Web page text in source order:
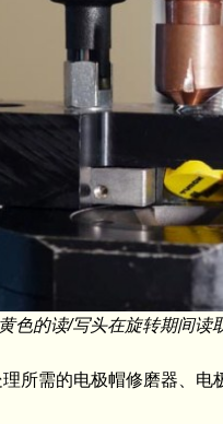
黄色的读/写头在旋转期间读
所需的电极帽修磨器、电